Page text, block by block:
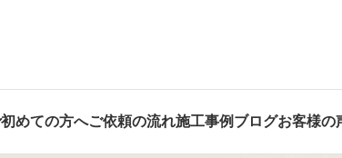
初めての方へご依頼の流れ施工事例 ブログお客様の